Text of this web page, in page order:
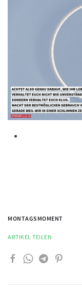
MONTAGSMOMENT
ARTIKEL TEILEN